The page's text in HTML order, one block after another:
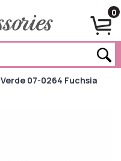
0
Verde 07-0264 Fuchsia